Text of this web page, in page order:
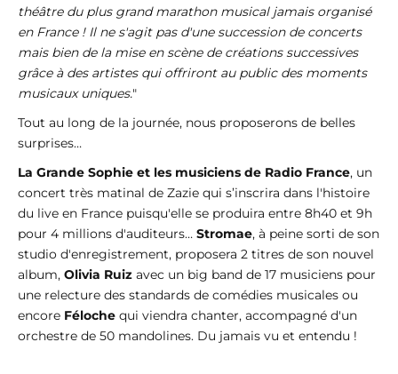
théâtre du plus grand marathon musical jamais organisé
en France ! Il ne s'agit pas d'une succession de concerts
mais bien de la mise en scène de créations successives
grâce à des artistes qui offriront au publicdes moments
musicaux uniques."
Tout au long de la journée, nous proposerons de belles
surprises…
La Grande Sophie et les musiciens de Radio France, un
concert très matinal de Zazie qui s’inscrira dans l'histoire
du live en France puisqu'elle se produira entre 8h40 et 9h
pour 4 millions d'auditeurs… Stromae, à peine sorti de son
studio d'enregistrement, proposera 2 titres de son nouvel
album, Olivia Ruiz avec un big band de 17 musiciens pour
une relecture des standards de comédies musicales ou
encore Féloche qui viendra chanter, accompagné d'un
orchestre de 50 mandolines. Du jamais vu et entendu !